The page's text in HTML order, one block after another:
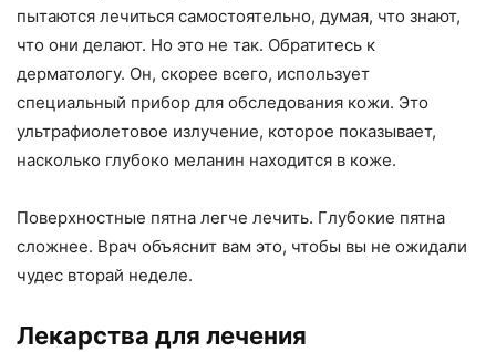
пытаются лечиться самостоятельно, думая, что знают,
что они делают. Но это не так. Обратитесь к
дерматологу. Он, скорее всего, использует
специальный прибор для обследования кожи. Это
ультрафиолетовое излучение, которое показывает,
насколько глубоко меланин находится в коже.
Поверхностные пятна легче лечить. Глубокие пятна
сложнее. Врач объяснит вам это, чтобы вы не ожидали
чудес вторай неделе.
Лекарства для лечения